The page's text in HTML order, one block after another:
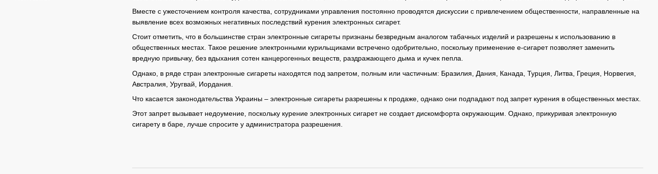
Вместе с ужесточением контроля качества, сотрудниками управления постоянно проводятся дискуссии с привлечением общественности, направленные на
выявление всех возможных негативных последствий курения электронных сигарет.
Стоит отметить, что в большинстве стран электронные сигареты признаны безвредным аналогом табачных изделий и разрешены к использованию в
общественных местах. Такое решение электронными курильщиками встречено одобрительно, поскольку применение е-сигарет позволяет заменить
вредную привычку, без вдыхания сотен канцерогенных веществ, раздражающего дыма и кучек пепла.
Однако, в ряде стран электронные сигареты находятся под запретом, полным или частичным: Бразилия, Дания, Канада, Турция, Литва, Греция, Норвегия,
Австралия, Уругвай, Иордания.
Что касается законодательства Украины – электронные сигареты разрешены к продаже, однако они подпадают под запрет курения в общественных местах.
Этот запрет вызывает недоумение, поскольку курение электронных сигарет не создает дискомфорта окружающим. Однако, прикуривая электронную
сигарету в баре, лучше спросите у администратора разрешения.